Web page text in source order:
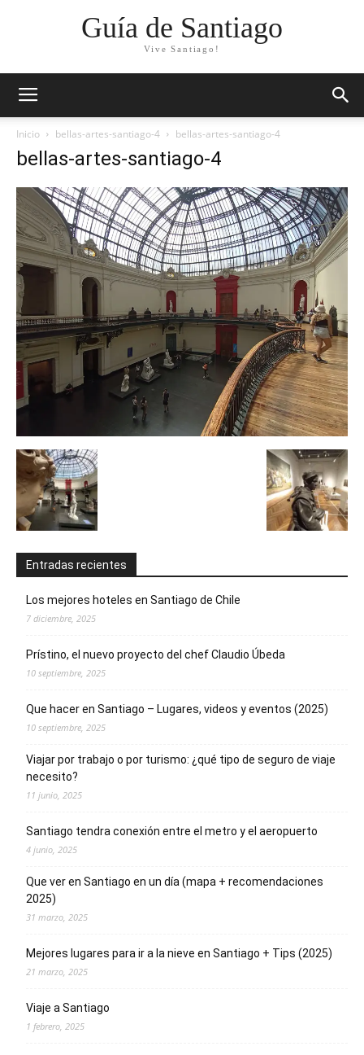
Guía de Santiago
Vive Santiago!
Inicio bellas-artes-santiago-4 bellas-artes-santiago-4
bellas-artes-santiago-4
Entradas recientes
Los mejores hoteles en Santiago de Chile
7 diciembre, 2025
Prístino, el nuevo proyecto del chef Claudio Úbeda
10 septiembre, 2025
Que hacer en Santiago – Lugares, videos y eventos (2025)
10 septiembre, 2025
Viajar por trabajo o por turismo: ¿qué tipo de seguro de viaje
necesito?
11 junio, 2025
Santiago tendra conexión entre el metro y el aeropuerto
4 junio, 2025
Que ver en Santiago en un día (mapa + recomendaciones
2025)
31 marzo, 2025
Mejores lugares para ir a la nieve en Santiago + Tips (2025)
21 marzo, 2025
Viaje a Santiago
1 febrero, 2025